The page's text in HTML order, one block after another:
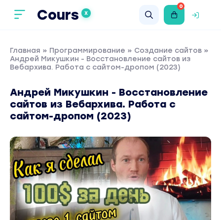
Cours X
0
Главная » Программирование » Создание сайтов »
Андрей Микушкин - Восстановление сайтов из
Вебархива. Работа с сайтом-дропом (2023)
Андрей Микушкин - Восстановление
сайтов из Вебархива. Работа с
сайтом-дропом (2023)